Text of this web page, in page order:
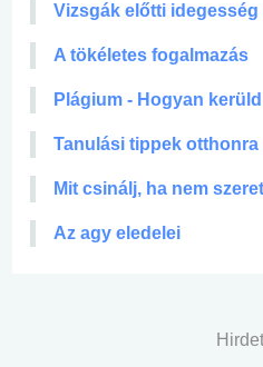
Vizsgák előtti idegesség
A tökéletes fogalmazás
Plágium - Hogyan
Tanulási tippek otthonra
Mit csinálj, ha nem
Az agy eledelei